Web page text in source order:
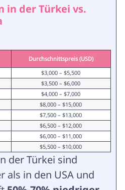
in der Türkei vs.
Durchschnittspreis (USD)
$3,000 – $5,500
$3,500 – $6,000
$4,000 – $7,000
$8,000 – $15,000
$7,500 – $13,000
$6,500 – $12,000
$6,000 – $11,000
$5,500 – $10,000
der Türkei sind
als in den USA und